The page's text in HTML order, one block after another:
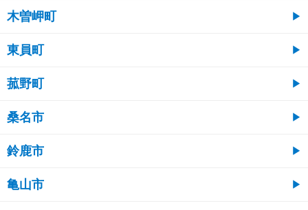
木曽岬町
東員町
菰野町
桑名市
鈴鹿市
亀山市